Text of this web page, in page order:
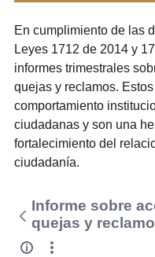
En cumplimiento de las
Leyes 1712 de 2014 y
informes trimestrales
quejas y reclamos.
comportamiento
ciudadanas y son una
fortalecimiento del
ciudadanía.
Informe sobre
quejas y